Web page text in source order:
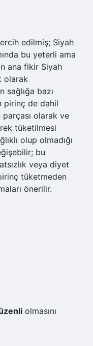
edilmiş; Siyah
bu yeterli ama
ana fikir Siyah
olarak
bazı
pirinç de dahil
olarak ve
tüketilmesi
olup olmadığı
bu
veya diyet
tüketmeden
önerilir.
olmasını